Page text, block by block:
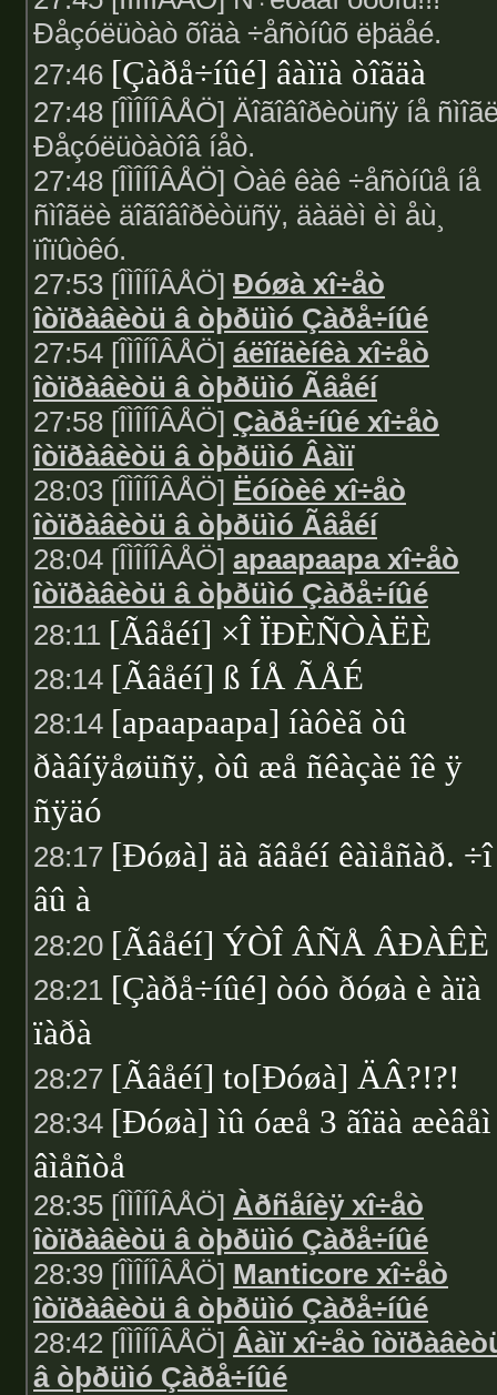
Ðåçóëüòàò õîäà ÷åñòíûõ ëþäåé.
27:46 [Çàðå÷íûé] âàìïà òîãäà
27:48 [ÎÌÎÍÎÂÅÖ] Äîãîâîðèòüñÿ íå
Ðåçóëüòàòîâ íåò.
27:48 [ÎÌÎÍÎÂÅÖ] Òàê êàê ÷åñòíûå íå
ñìîãëè äîãîâîðèòüñÿ, äàäèì èì åù¸
ïîïûòêó.
27:53 [ÎÌÎÍÎÂÅÖ] Ðóøà xî÷åò
îòïðàâèòü â òþðüìó Çàðå÷íûé
27:54 [ÎÌÎÍÎÂÅÖ] áëîíäèíêà xî÷åò
îòïðàâèòü â òþðüìó Ãâåéí
27:58 [ÎÌÎÍÎÂÅÖ] Çàðå÷íûé xî÷åò
îòïðàâèòü â òþðüìó Âàìï
28:03 [ÎÌÎÍÎÂÅÖ] Ëóíòèê xî÷åò
îòïðàâèòü â òþðüìó Ãâåéí
28:04 [ÎÌÎÍÎÂÅÖ] apaapaapa xî÷åò
îòïðàâèòü â òþðüìó Çàðå÷íûé
28:11 [Ãâåéí] ×Î ÏÐÈÑÒÀËÈ
28:14 [Ãâåéí] ß ÍÅ ÃÅÉ
28:14 [apaapaapa] íàôèã òû
ðàâíÿåøüñÿ, òû æå ñêàçàë îê ÿ
ñÿäó
28:17 [Ðóøà] äà ãâåéí êàìåñàð. ÷î
âû à
28:20 [Ãâåéí] ÝÒÎ ÂÑÅ ÂÐÀÊÈ
28:21 [Çàðå÷íûé] òóò ðóøà è àïà
ïàðà
28:27 [Ãâåéí] to[Ðóøà] ÄÂ?!?!
28:34 [Ðóøà] ìû óæå 3 ãîäà æèâåì
âìåñòå
28:35 [ÎÌÎÍÎÂÅÖ] Àðñåíèÿ xî÷åò
îòïðàâèòü â òþðüìó Çàðå÷íûé
28:39 [ÎÌÎÍÎÂÅÖ] Manticore xî÷åò
îòïðàâèòü â òþðüìó Çàðå÷íûé
28:42 [ÎÌÎÍÎÂÅÖ] Âàìï xî÷åò
â òþðüìó Çàðå÷íûé